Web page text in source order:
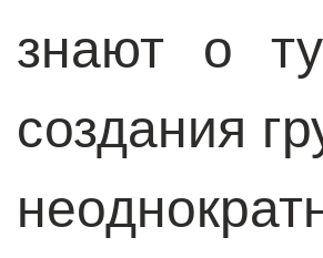
знают о
создания